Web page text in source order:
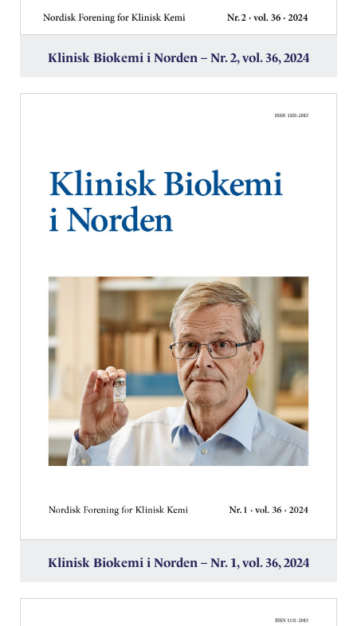
Klinisk Biokemi i Norden – Nr. 2, vol. 36, 2024
Klinisk Biokemi i Norden – Nr. 1, vol. 36, 2024